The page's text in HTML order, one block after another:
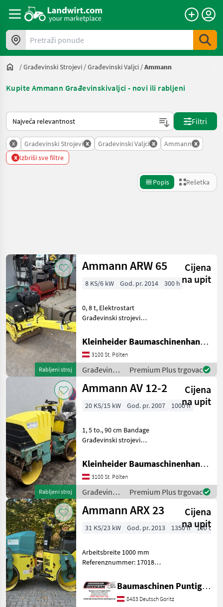
Pretraži ponude
/Građevinski Strojevi /Građevinski Valjci /Ammann
Kupite Ammann Građevinskivaljci - novi ili rabljeni
Tako se sortira na Landwirt.com
Filtri
x Gradevinski Strojevi x Gradevinski Valjci x Ammann x
x Izbriši sve filtre
Popis Rešetka
Kategorija 4 Država Filtri
TRENUTNA
STAZA
Izgradnja
Gradevinski
Strojevi
Gradevinski
Valjci
ODABERITE
KATEGORIJU
Ammann
Bomag
Hamm
JCB
Rammax
Benford
Prikaži
sve
(11)
MODEL
Poništi
Prikaži
16
rezultata
Rabljeni stroj
Ammann ARW 65
Cijena
na upit
8 KS/6 kW God. pr. 2014 300 h
0, 8 t, Elektrostart
Građevinski strojevi
Kleinheider Baumaschinenhandel GmbH.
3100 St. Pölten
Građevinski
strojevi /
Ammann
Premium Plus trgovac
Rabljeni stroj
Ammann AV 12-2
Cijena
na upit
20 KS/15 kW God. pr. 2007 1000 h
1, 5 to., 90 cm Bandage
Građevinski strojevi
Kleinheider Baumaschinenhandel GmbH.
3100 St. Pölten
Građevinski
strojevi /
Ammann
Premium Plus trgovac
Ammann ARX 23
Cijena
na upit
31 KS/23 kW God. pr. 2013 1350 h 100 cm
Arbeitsbreite 1000 mm
Referenznummer: 17018
GmbH Unser Spezialgebiet:
Ankauf - Verkauf -
Vermietung von
Baumaschinen Puntigam GmbH
8483 Deutsch Goritz